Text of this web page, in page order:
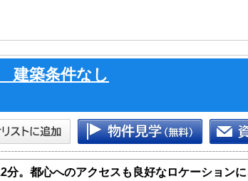
築条件なし
分。都心へのアクセスも良好なロケーション